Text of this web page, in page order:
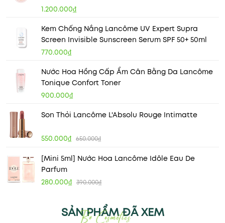
1.200.000₫
Kem Chống Nắng Lancôme UV Expert Supra
Screen Invisible Sunscreen Serum SPF 50+ 50ml
770.000₫
Nước Hoa Hồng Cấp Ẩm Cân Bằng Da Lancôme
Tonique Confort Toner
900.000₫
Son Thỏi Lancôme L'Absolu Rouge Intimatte
550.000₫ 650.000₫
[Mini 5ml] Nước Hoa Lancôme Idôle Eau De
Parfum
280.000₫ 390.000₫
SẢN PHẨM ĐÃ XEM